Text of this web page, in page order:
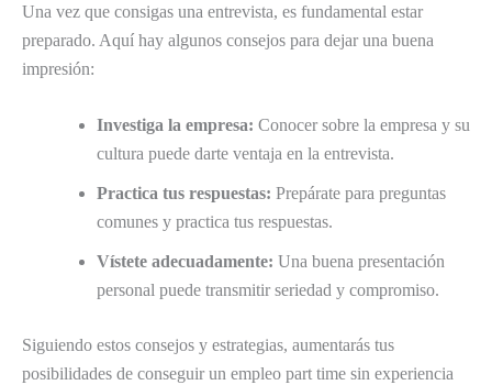
Una vez que consigas una entrevista, es fundamental estar
preparado. Aquí hay algunos consejos para dejar una buena
impresión:
Investiga la empresa: Conocer sobre la empresa y su
cultura puede darte ventaja en la entrevista.
Practica tus respuestas: Prepárate para preguntas
comunes y practica tus respuestas.
Vístete adecuadamente: Una buena presentación
personal puede transmitir seriedad y compromiso.
Siguiendo estos consejos y estrategias, aumentarás tus
posibilidades de conseguir un empleo part time sin experiencia